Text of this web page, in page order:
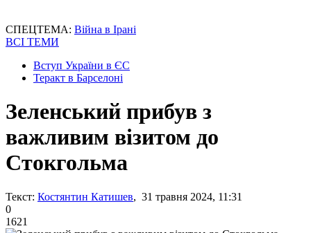
СПЕЦТЕМА: Війна в Ірані
ВСІ ТЕМИ
Вступ України в ЄС
Теракт в Барселоні
Зеленський прибув з
важливим візитом до
Стокгольма
Текст: Костянтин Катишев, 31 травня 2024, 11:31
0
1621